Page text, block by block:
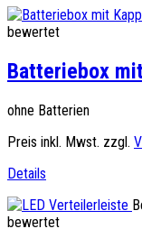
bewertet
Batteriebox
ohne Batterien
Preis inkl. Mwst. zzgl.
Details
bewertet